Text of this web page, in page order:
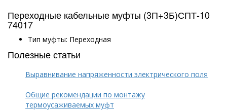
Переходные кабельные муфты (3П+3Б)СПТ-10
74017
Тип муфты: Переходная
Полезные статьи
Выравнивание напряженности электрического поля
Общие рекомендации по монтажу
термоусаживаемых муфт